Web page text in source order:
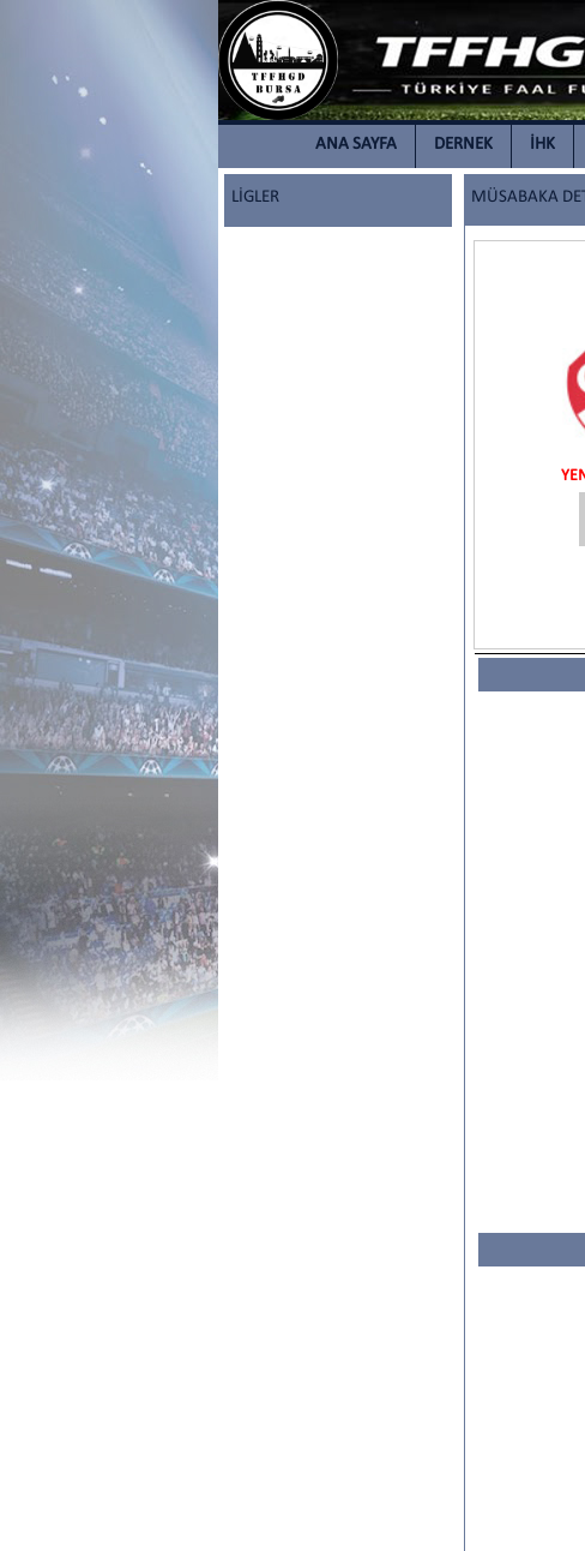
ANA SAYFA DERNEK İHK
LİGLER MÜSABAKA